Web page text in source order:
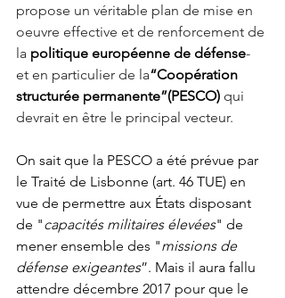
propose un véritable plan de mise en
oeuvre effective et de renforcement de
la politique européenne de défense-
et en particulier de la“Coopération
structurée permanente”(PESCO) qui
devrait en être le principal vecteur.
On sait que la PESCO a été prévue par
le Traité de Lisbonne (art. 46 TUE) en
vue de permettre aux États disposant
de "capacités militaires élevées" de
mener ensemble des "missions de
défense exigeantes”. Mais il aura fallu
attendre décembre 2017 pour que le